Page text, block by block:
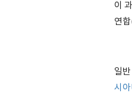
이
연
일
시